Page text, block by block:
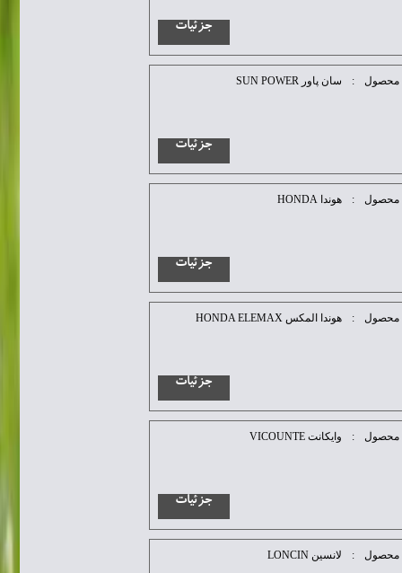
جزئیات
محصول : سان پاور SUN POWER
جزئیات
محصول : هوندا HONDA
جزئیات
محصول : هوندا المکس HONDA ELEMAX
جزئیات
محصول : وایکانت VICOUNTE
جزئیات
محصول : لانسین LONCIN